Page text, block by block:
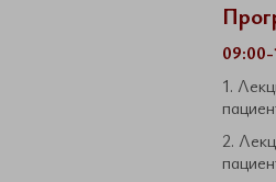
09:00-
1.
2.